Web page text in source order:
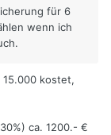
für 6
wenn ich
kostet,
ca. 1200.- €